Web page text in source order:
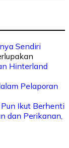
Sendiri
Hinterland
Pelaporan
Ikut Berhenti
dan Perikanan,